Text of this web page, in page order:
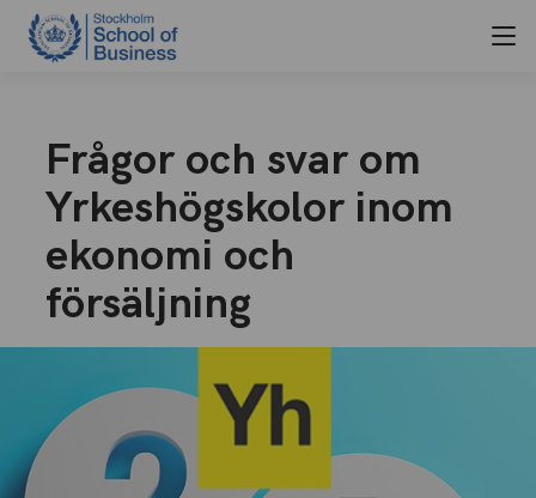
Frågor och svar om
Yrkeshögskolor inom
ekonomi och
försäljning